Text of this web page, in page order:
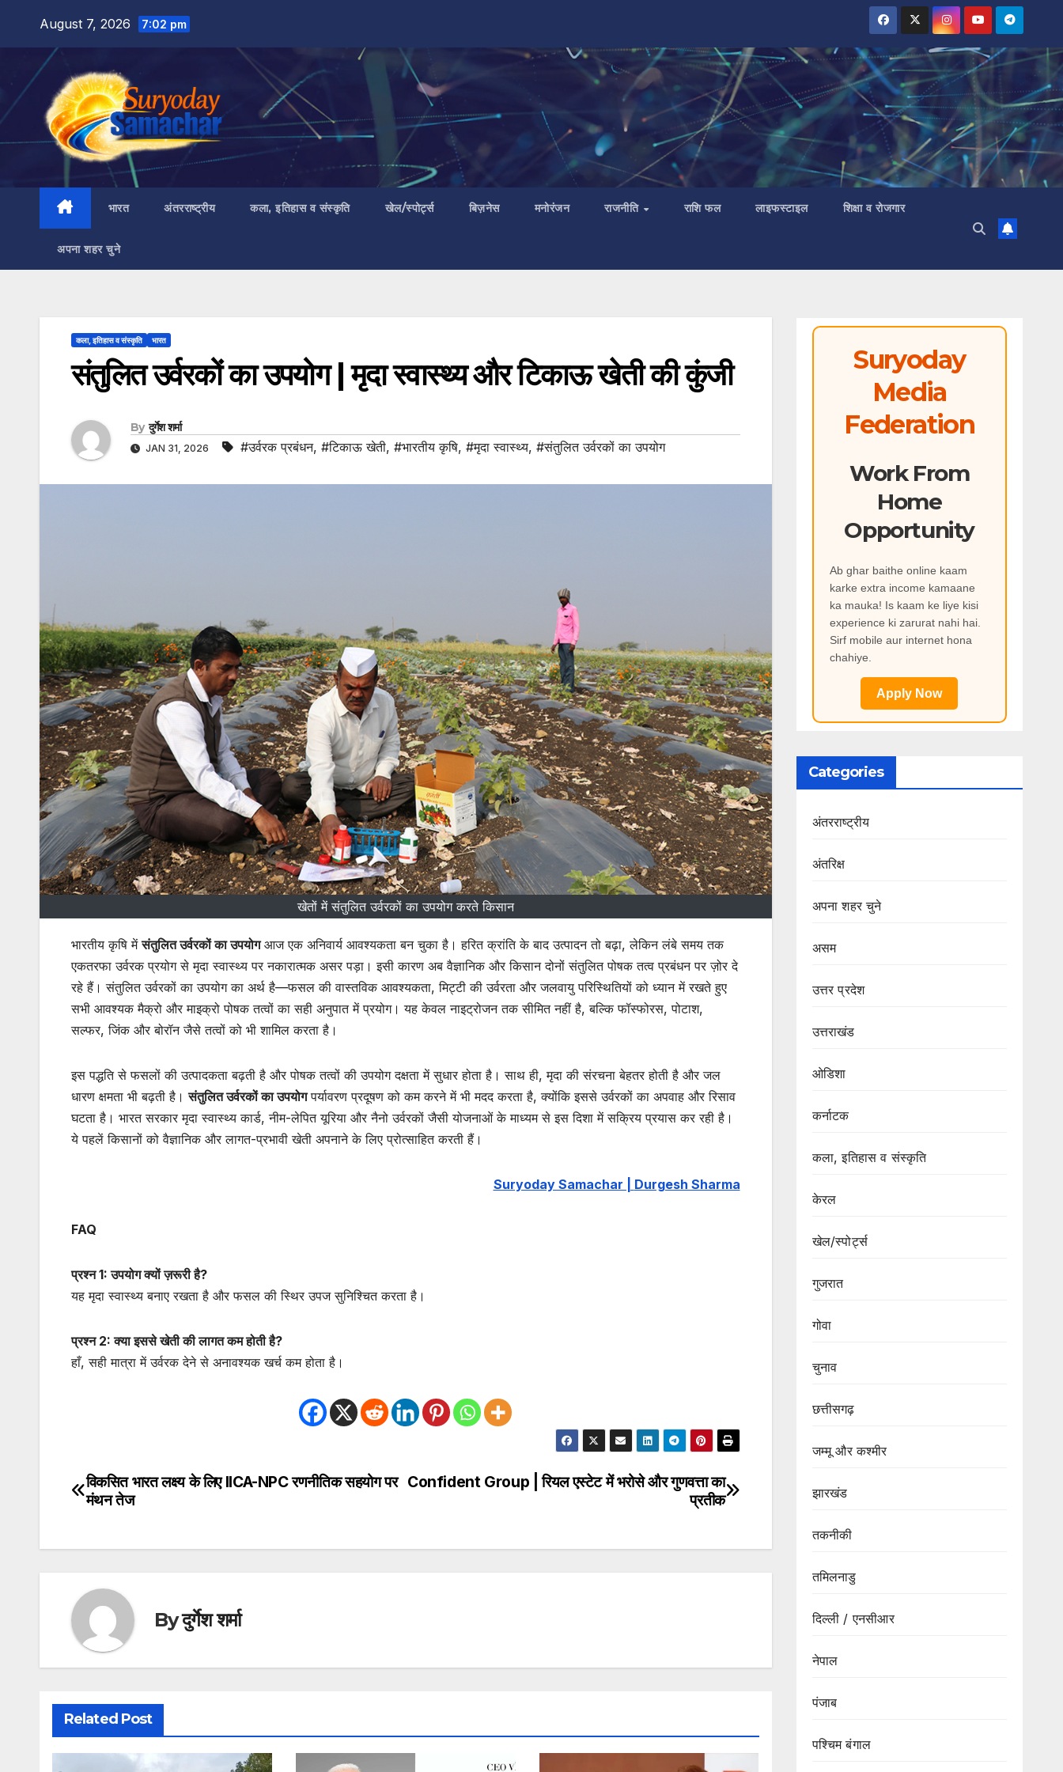
content
August 7, 2026 7:02 pm
भारत अंतरराष्ट्रीय कला, इतिहास व संस्कृति खेल/स्पोर्ट्स बिज़नेस मनोरंजन राजनीति राशि फल लाइफस्टाइल शिक्षा व रोजगार
अपना शहर चुने
कला, इतिहास व संस्कृति भारत
संतुलित उर्वरकों का उपयोग | मृदा स्वास्थ्य और टिकाऊ खेती की कुंजी
By दुर्गेश शर्मा
JAN 31, 2026 #उर्वरक प्रबंधन, #टिकाऊ खेती, #भारतीय कृषि, #मृदा स्वास्थ्य, #संतुलित उर्वरकों का उपयोग
खेतों में संतुलित उर्वरकों का उपयोग करते किसान
भारतीय कृषि मेंसंतुलित उर्वरकों का उपयोगआज एक अनिवार्य आवश्यकता बन चुका है। हरित क्रांति के बाद उत्पादन तो बढ़ा, लेकिन लंबे समय तक
एकतरफा उर्वरक प्रयोग से मृदा स्वास्थ्य पर नकारात्मक असर पड़ा। इसी कारण अब वैज्ञानिक और किसान दोनों संतुलित पोषक तत्व प्रबंधन पर ज़ोर दे
रहे हैं। संतुलित उर्वरकों का उपयोग का अर्थ है—फसल की वास्तविक आवश्यकता, मिट्टी की उर्वरता और जलवायु परिस्थितियों को ध्यान में रखते हुए
सभी आवश्यक मैक्रो और माइक्रो पोषक तत्वों का सही अनुपात में प्रयोग। यह केवल नाइट्रोजन तक सीमित नहीं है, बल्कि फॉस्फोरस, पोटाश,
सल्फर, जिंक और बोरॉन जैसे तत्वों को भी शामिल करता है।
इस पद्धति से फसलों की उत्पादकता बढ़ती है और पोषक तत्वों की उपयोग दक्षता में सुधार होता है। साथ ही, मृदा की संरचना बेहतर होती है और जल
धारण क्षमता भी बढ़ती है।संतुलित उर्वरकों का उपयोगपर्यावरण प्रदूषण को कम करने में भी मदद करता है, क्योंकि इससे उर्वरकों का अपवाह और रिसाव
घटता है। भारत सरकार मृदा स्वास्थ्य कार्ड, नीम-लेपित यूरिया और नैनो उर्वरकों जैसी योजनाओं के माध्यम से इस दिशा में सक्रिय प्रयास कर रही है।
ये पहलें किसानों को वैज्ञानिक और लागत-प्रभावी खेती अपनाने के लिए प्रोत्साहित करती हैं।
Suryoday Samachar | Durgesh Sharma
FAQ
प्रश्न 1: उपयोग क्यों ज़रूरी है?
यह मृदा स्वास्थ्य बनाए रखता है और फसल की स्थिर उपज सुनिश्चित करता है।
प्रश्न 2: क्या इससे खेती की लागत कम होती है?
हाँ, सही मात्रा में उर्वरक देने से अनावश्यक खर्च कम होता है।
Post
Confident Group | रियल एस्टेट में भरोसे और गुणवत्ता का
प्रतीक
विकसित भारत लक्ष्य के लिए IICA-NPC रणनीतिक सहयोग पर
मंथन तेज
Byदुर्गेश शर्मा
Related Post
Suryoday
Media
Federation
Work From
Home
Opportunity
Ab ghar baithe online kaam
karke extra income kamaane
ka mauka! Is kaam ke liye kisi
experience ki zarurat nahi hai.
Sirf mobile aur internet hona
chahiye.
Apply Now
Categories
अंतरराष्ट्रीय
अंतरिक्ष
अपना शहर चुने
असम
उत्तर प्रदेश
उत्तराखंड
ओडिशा
कर्नाटक
कला, इतिहास व संस्कृति
केरल
खेल/स्पोर्ट्स
गुजरात
गोवा
चुनाव
छत्तीसगढ़
जम्मू और कश्मीर
झारखंड
तकनीकी
तमिलनाडु
दिल्ली / एनसीआर
नेपाल
पंजाब
पश्चिम बंगाल